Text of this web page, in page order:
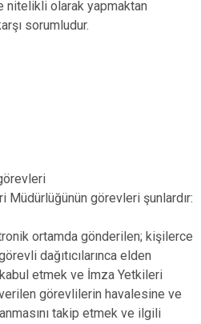
nitelikli olarak yapmaktan
sorumludur.
Müdürlüğünün görevleri şunlardır:
ortamda gönderilen; kişilerce
dağıtıcılarınca elden
etmek ve İmza Yetkileri
görevlilerin havalesine ve
takip etmek ve ilgili